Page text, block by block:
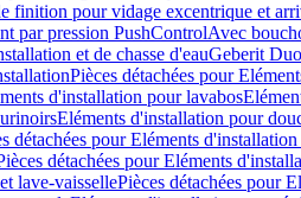
finition pour vidage excentrique et
par pression PushControlAvec
et de chasse d'eauGeberit
Pièces détachées pour
d'installation pour lavabos
Eléments d'installation pour
détachées pour Eléments
détachées pour Eléments
lave-vaissellePièces détachées pour